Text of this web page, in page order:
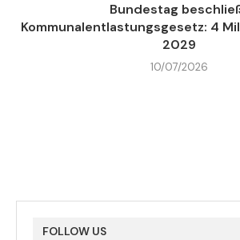
Bundestag
Kommunalentlastungsgesetz: 4
2029
10/07/2026
FOLLOW US